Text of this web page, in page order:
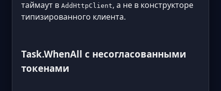
таймаут в AddHttpClient, а не в конструкторе
типизированного клиента.
Task.WhenAll с несогласованными
токенами